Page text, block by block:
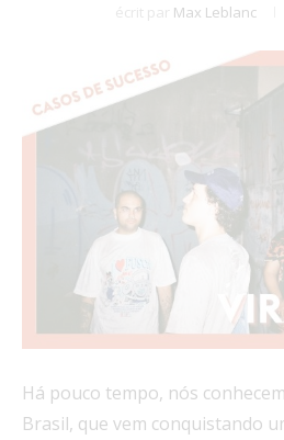
écrit par Max Leblanc
Há pouco tempo, nós
Brasil, que vem conquistando